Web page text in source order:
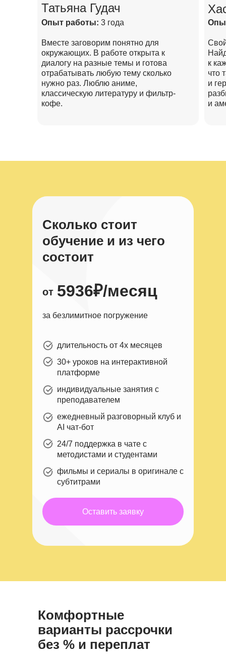
Татьяна Гудач
Опыт работы: 3 года
Вместе заговорим понятно для
окружающих. В работе открыта к
диалогу на разные темы и готова
отрабатывать любую тему сколько
нужно раз. Люблю аниме,
классическую литературу и фильтр-
кофе.
к
что
и
и
Сколько стоит
обучение и из чего
состоит
Оставить заявку
фильмы и сериалы в оригинале с
субтитрами
24/7 поддержка в чате с
методистами и студентами
ежедневный разговорный клуб и
AI чат-бот
индивидуальные занятия с
преподавателем
30+ уроков на интерактивной
платформе
длительность от 4х месяцев
за безлимитное погружение
5936₽/месяц
от
Комфортные
варианты рассрочки
без % и переплат